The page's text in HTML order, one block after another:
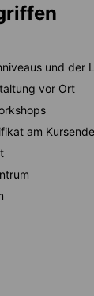
und der
vor Ort
am Kursende